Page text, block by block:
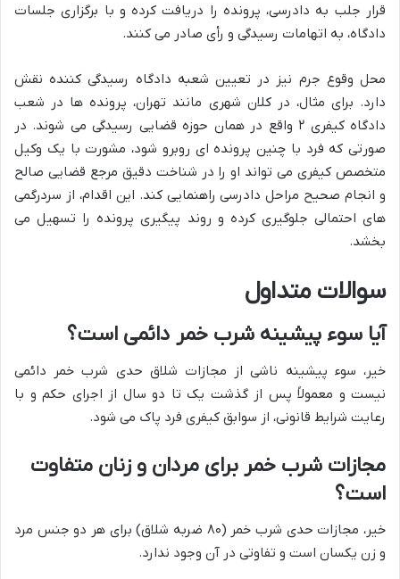
قرار جلب به دادرسی، پرونده را دریافت کرده و با برگزاری جلسات
دادگاه، به اتهامات رسیدگی و رأی صادر می کنند.
محل وقوع جرم نیز در تعیین شعبه دادگاه رسیدگی کننده نقش
دارد. برای مثال، در کلان شهری مانند تهران، پرونده ها در شعب
دادگاه کیفری ۲ واقع در همان حوزه قضایی رسیدگی می شوند. در
صورتی که فرد با چنین پرونده ای روبرو شود، مشورت با یک وکیل
متخصص کیفری می تواند او را در شناخت دقیق مرجع قضایی صالح
و انجام صحیح مراحل دادرسی راهنمایی کند. این اقدام، از سردرگمی
های احتمالی جلوگیری کرده و روند پیگیری پرونده را تسهیل می
بخشد.
سوالات متداول
آیا سوء پیشینه شرب خمر دائمی است؟
خیر، سوء پیشینه ناشی از مجازات شلاق حدی شرب خمر دائمی
نیست و معمولاً پس از گذشت یک تا دو سال از اجرای حکم و با
رعایت شرایط قانونی، از سوابق کیفری فرد پاک می شود.
مجازات شرب خمر برای مردان و زنان متفاوت
است؟
خیر، مجازات حدی شرب خمر (۸۰ ضربه شلاق) برای هر دو جنس مرد
و زن یکسان است و تفاوتی در آن وجود ندارد.